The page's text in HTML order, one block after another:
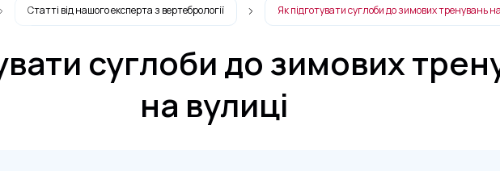
Статті від нашого експерта з вертебрології Як підготувати суглоби до зимових тренувань
суглоби до зимових
на вулиці